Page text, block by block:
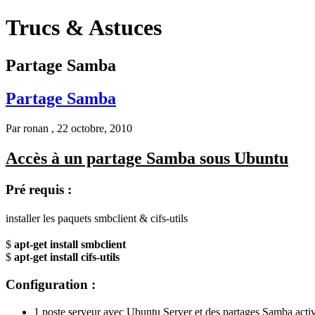
Trucs & Astuces
Partage Samba
Partage Samba
Parronan , 22 octobre, 2010
Accès à un partage Samba sous Ubuntu
Pré requis :
installer les paquets smbclient & cifs-utils
$ apt-get install smbclient
$ apt-get install cifs-utils
Configuration :
1 poste serveur avec Ubuntu Server et des partages Samba